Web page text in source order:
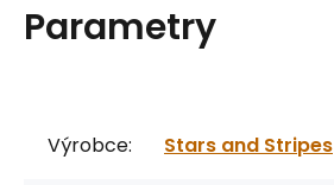
Parametry
Výrobce: Stars and Stripes